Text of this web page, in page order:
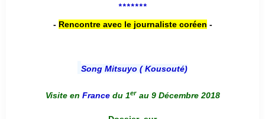
*******
- Rencontre avec le journaliste coréen -
Song Mitsuyo ( Kousouté)
Visite en France du 1er au 9 Décembre 2018